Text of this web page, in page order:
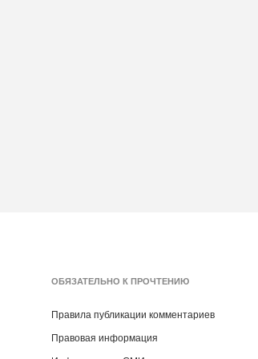
ОБЯЗАТЕЛЬНО К ПРОЧТЕНИЮ
Правила публикации комментариев
Правовая информация